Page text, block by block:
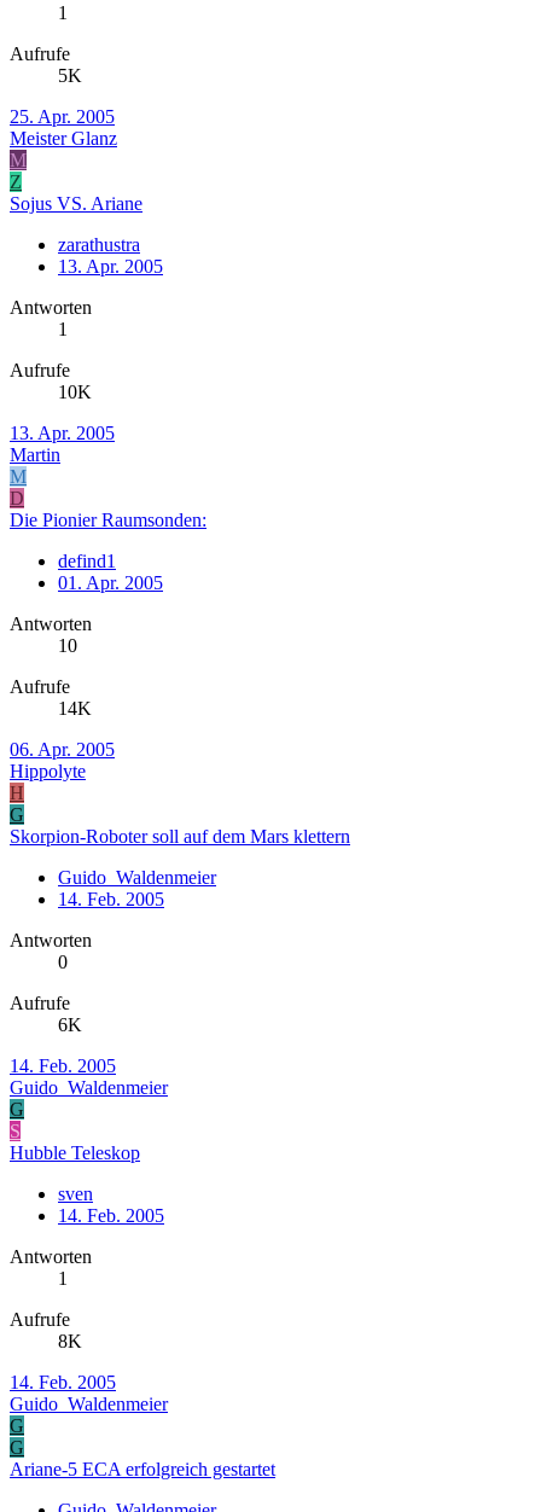
1
Aufrufe
5K
25. Apr. 2005
Meister Glanz
M
Z
Sojus VS. Ariane
zarathustra
13. Apr. 2005
Antworten
1
Aufrufe
10K
13. Apr. 2005
Martin
M
D
Die Pionier Raumsonden:
defind1
01. Apr. 2005
Antworten
10
Aufrufe
14K
06. Apr. 2005
Hippolyte
H
G
Skorpion-Roboter soll auf dem Mars klettern
Guido_Waldenmeier
14. Feb. 2005
Antworten
0
Aufrufe
6K
14. Feb. 2005
Guido_Waldenmeier
G
S
Hubble Teleskop
sven
14. Feb. 2005
Antworten
1
Aufrufe
8K
14. Feb. 2005
Guido_Waldenmeier
G
G
Ariane-5 ECA erfolgreich gestartet